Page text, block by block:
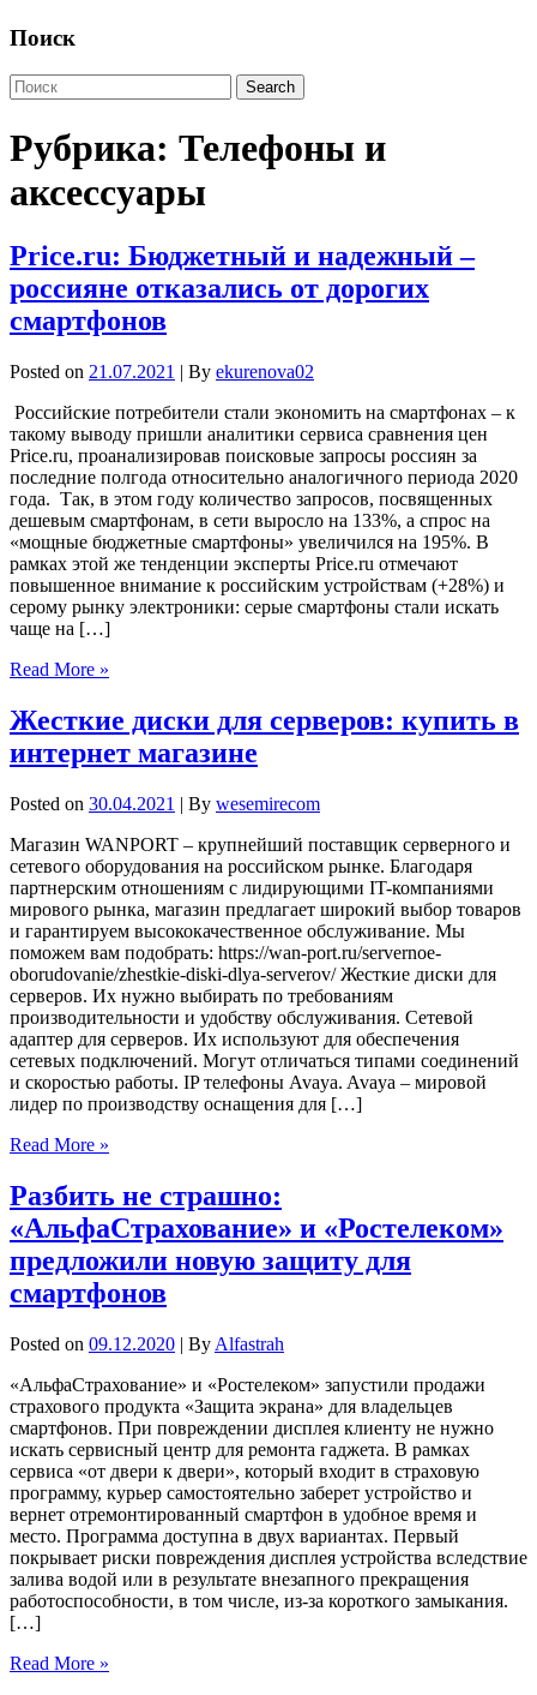
Поиск
Рубрика: Телефоны и
аксессуары
Price.ru: Бюджетный и надежный –
россияне отказались от дорогих
смартфонов
Posted on 21.07.2021 | By ekurenova02
Российские потребители стали экономить на смартфонах – к
такому выводу пришли аналитики сервиса сравнения цен
Price.ru, проанализировав поисковые запросы россиян за
последние полгода относительно аналогичного периода 2020
года. Так, в этом году количество запросов, посвященных
дешевым смартфонам, в сети выросло на 133%, а спрос на
«мощные бюджетные смартфоны» увеличился на 195%. В
рамках этой же тенденции эксперты Price.ru отмечают
повышенное внимание к российским устройствам (+28%) и
серому рынку электроники: серые смартфоны стали искать
чаще на […]
Read More »
Жесткие диски для серверов: купить в
интернет магазине
Posted on 30.04.2021 | By wesemirecom
Магазин WANPORT – крупнейший поставщик серверного и
сетевого оборудования на российском рынке. Благодаря
партнерским отношениям с лидирующими IT-компаниями
мирового рынка, магазин предлагает широкий выбор товаров
и гарантируем высококачественное обслуживание. Мы
поможем вам подобрать: https://wan-port.ru/servernoe-
oborudovanie/zhestkie-diski-dlya-serverov/ Жесткие диски для
серверов. Их нужно выбирать по требованиям
производительности и удобству обслуживания. Сетевой
адаптер для серверов. Их используют для обеспечения
сетевых подключений. Могут отличаться типами соединений
и скоростью работы. IP телефоны Avaya. Avaya – мировой
лидер по производству оснащения для […]
Read More »
Разбить не страшно:
«АльфаСтрахование» и «Ростелеком»
предложили новую защиту для
смартфонов
Posted on 09.12.2020 | By Alfastrah
«АльфаСтрахование» и «Ростелеком» запустили продажи
страхового продукта «Защита экрана» для владельцев
смартфонов. При повреждении дисплея клиенту не нужно
искать сервисный центр для ремонта гаджета. В рамках
сервиса «от двери к двери», который входит в страховую
программу, курьер самостоятельно заберет устройство и
вернет отремонтированный смартфон в удобное время и
место. Программа доступна в двух вариантах. Первый
покрывает риски повреждения дисплея устройства вследствие
залива водой или в результате внезапного прекращения
работоспособности, в том числе, из-за короткого замыкания.
[…]
Read More »